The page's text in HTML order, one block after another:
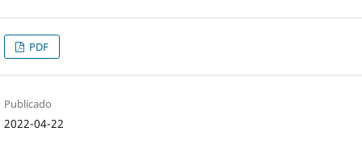
PDF
Publicado
2022-04-22